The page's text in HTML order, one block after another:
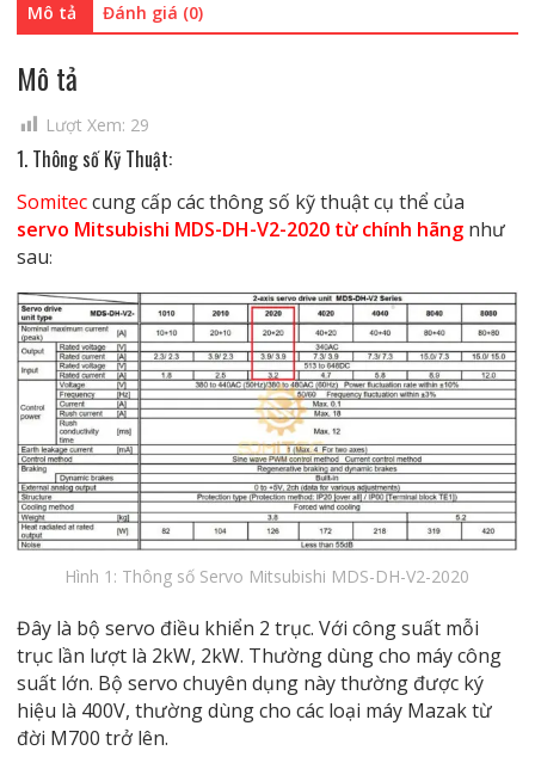
Mô tả Đánh giá (0)
Mô tả
Lượt Xem: 29
1. Thông số Kỹ Thuật:
Somiteccung cấp các thông số kỹ thuật cụ thể của
servo Mitsubishi MDS-DH-V2-2020 từ chính hãngnhư
sau:
Hình 1: Thông số Servo Mitsubishi MDS-DH-V2-2020
Đây là bộ servo điều khiển 2 trục. Với công suất mỗi
trục lần lượt là 2kW, 2kW. Thường dùng cho máy công
suất lớn. Bộ servo chuyên dụng này thường được ký
hiệu là 400V, thường dùng cho các loại máy Mazak từ
đời M700 trở lên.